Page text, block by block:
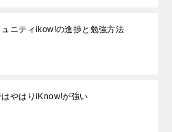
ニティikow!の進捗と勉強方法
やはりiKnow!が強い